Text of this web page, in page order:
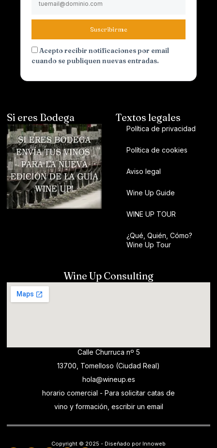
Suscribirme
Acepto recibir notificaciones por email
cuando se publiquen nuevas entradas.
Si eres Bodega Textos legales
Política de privacidad
Política de cookies
Aviso legal
Wine Up Guide
WINE UP TOUR
¿Qué, Quién, Cómo?
Wine Up Tour
Wine Up Consulting
Calle Churruca nº 5
13700, Tomelloso (Ciudad Real)
hola@wineup.es
horario comercial - Para solicitar catas de
vino y formación, escribir un email
Copyright © 2025 - Diseñado por Innoweb